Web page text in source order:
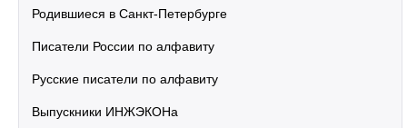
Родившиеся в Санкт-Петербурге
Писатели России по алфавиту
Русские писатели по алфавиту
Выпускники ИНЖЭКОНа